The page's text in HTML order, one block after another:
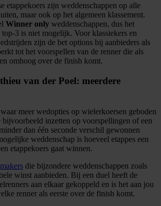
etappekoers zijn weddenschappen op alle
maar ook op het algemeen klassement.
Winner only weddenschappen, dus het
3 is niet mogelijk. Voor klassiekers en
zijn de bet options bij aanbieders als
tot het voorspellen van de renner die als
omhoog over de finish komt.
van der Poel: meerdere
meer wedopties op wielerkoersen geboden
inzetten op voorspellingen of een
dan één seconde verschil gewonnen
weddenschap is hoeveel etappes een
etappekoers gaat winnen.
die bijzondere weddenschappen zoals
winst aanbieden. Bij een duel heeft de
aan elkaar gekoppeld en is het aan jou
renner als eerste over de finish komt.